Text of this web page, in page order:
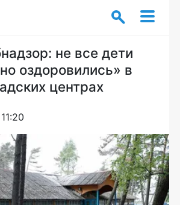
не все дети
оздоровились» в
центрах